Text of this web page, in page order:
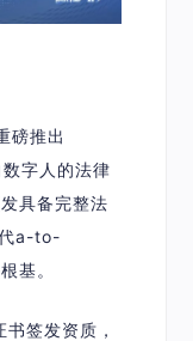
磅推出
数字人的法律
具备完整法
代a-to-
基。
签发资质，